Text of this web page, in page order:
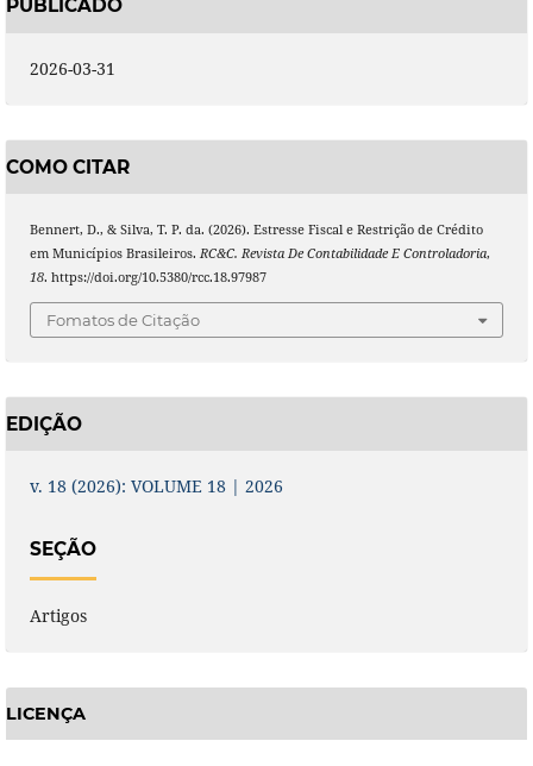
PUBLICADO
2026-03-31
COMO CITAR
Bennert, D., & Silva, T. P. da. (2026). Estresse Fiscal e Restrição de Crédito
em Municípios Brasileiros. RC&C. Revista De Contabilidade E Controladoria,
18. https://doi.org/10.5380/rcc.18.97987
Fomatos de Citação
EDIÇÃO
v. 18 (2026): VOLUME 18 | 2026
SEÇÃO
Artigos
LICENÇA